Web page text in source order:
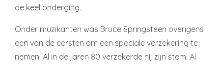
de keel onderging.
Onder muzikanten was Bruce Springsteen overigens
een van de eersten om een speciale verzekering te
nemen. Al in de jaren 80 verzekerde hij zijn stem. Al